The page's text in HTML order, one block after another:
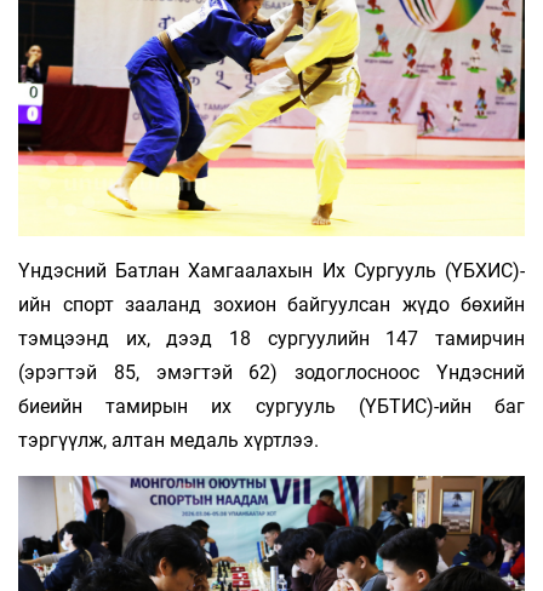
Үндэсний Батлан Хамгаалахын Их Сургууль (ҮБХИС)-
ийн спорт зааланд зохион байгуулсан жүдо бөхийн
тэмцээнд их, дээд 18 сургуулийн 147 тамирчин
(эрэгтэй 85, эмэгтэй 62) зодоглосноос Үндэсний
биеийн тамирын их сургууль (ҮБТИС)-ийн баг
тэргүүлж, алтан медаль хүртлээ.